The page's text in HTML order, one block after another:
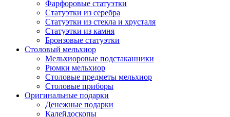
Фарфоровые статуэтки
Статуэтки из серебра
Статуэтки из стекла и хрусталя
Статуэтки из камня
Бронзовые статуэтки
Столовый мельхиор
Мельхиоровые подстаканники
Рюмки мельхиор
Столовые предметы мельхиор
Столовые приборы
Оригинальные подарки
Денежные подарки
Калейдоскопы